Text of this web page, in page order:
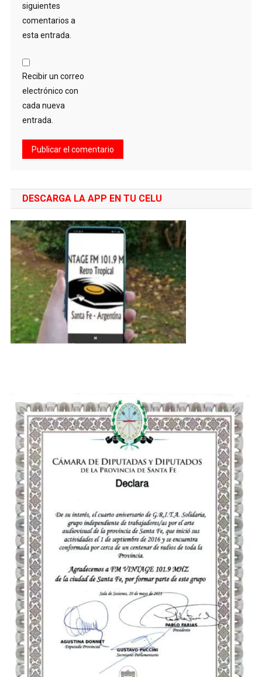
siguientes
comentarios a
esta entrada.
Recibir un correo
electrónico con
cada nueva
entrada.
DESCARGA LA APP EN TU CELU